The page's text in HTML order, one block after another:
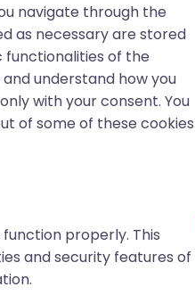
navigate through the
as necessary are stored
functionalities of the
understand how you
with your consent. You
of some of these cookies
properly. This
and security features of